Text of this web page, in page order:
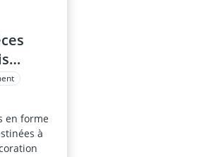
–
de
en forme
à